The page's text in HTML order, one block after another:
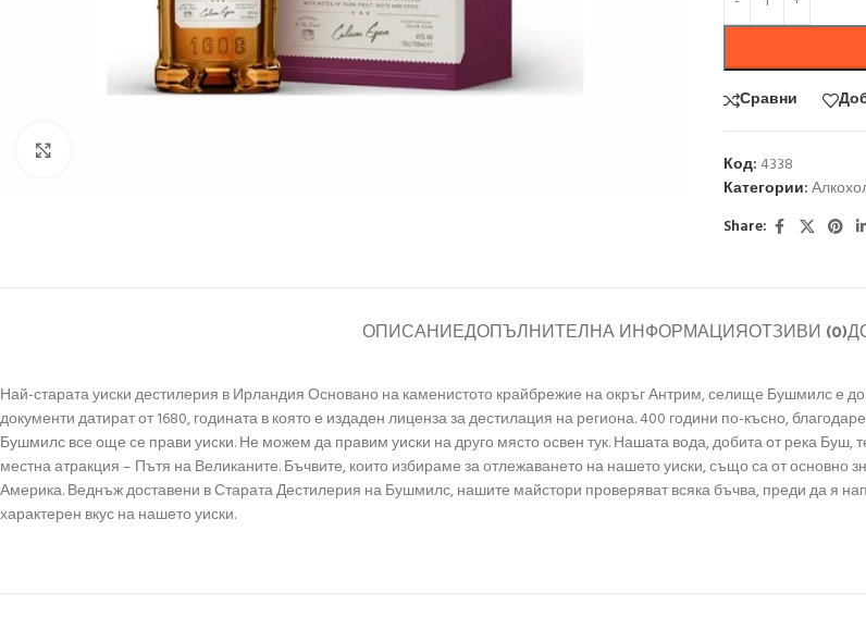
Сравни
Код: 4338
Категории:
Share:
ОПИСАНИЕДОПЪЛНИТЕЛНА ИНФОРМАЦИЯОТЗИВИ (0)
Най-старата уиски дестилерия в Ирландия Основано на каменистото крайбрежие на окръг Антрим, селище Бушмилс е
документи датират от 1680, годината в която е издаден лиценза за дестилация на региона. 400 години по-късно,
Бушмилс все още се прави уиски. Не можем да правим уиски на друго място освен тук. Нашата вода, добита от река Буш,
местна атракция – Пътя на Великаните. Бъчвите, които избираме за отлежаването на нашето уиски, също са от основно
Америка. Веднъж доставени в Старата Дестилерия на Бушмилс, нашите майстори проверяват всяка бъчва, преди да я
характерен вкус на нашето уиски.